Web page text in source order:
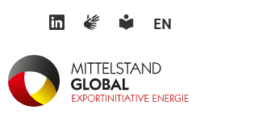
LINKEDIN
GEBÄRDENSPRACHE
LEICHTE SPRACHE
EN